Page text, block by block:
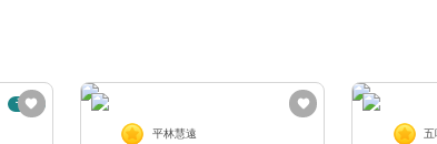
予約
平林慧遠 五